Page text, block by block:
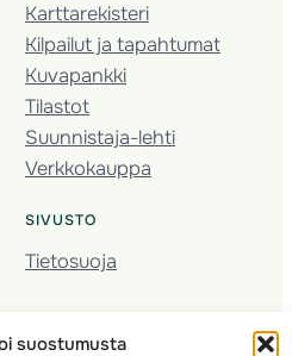
suostumusta
Karttarekisteri
Kilpailut ja tapahtumat
Kuvapankki
Tilastot
Suunnistaja-lehti
Verkkokauppa
SIVUSTO
Tietosuoja